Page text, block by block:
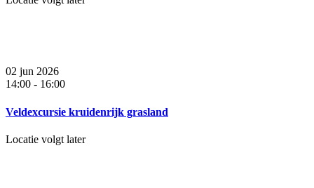
02 jun 2026
14:00 - 16:00
Veldexcursie kruidenrijk grasland
Locatie volgt later